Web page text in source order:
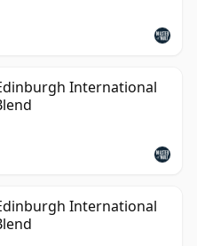
International
International